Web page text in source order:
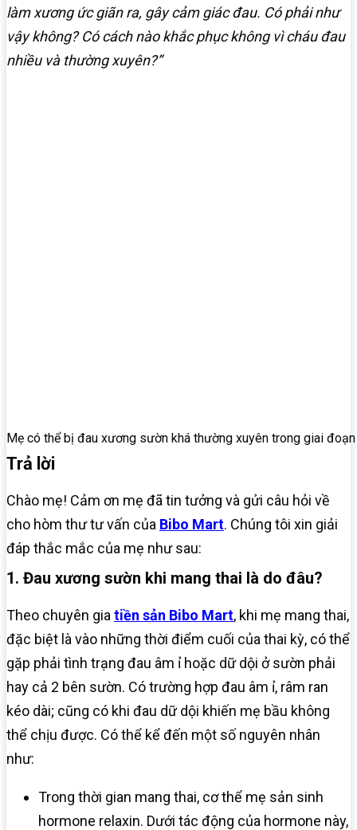
làm xương ức giãn ra, gây cảm giác đau. Có phải như
vậy không? Có cách nào khắc phục không vì cháu đau
nhiều và thường xuyên?”
Mẹ có thể bị đau xương sườn khá thường xuyên trong giai
Trả lời
Chào mẹ! Cảm ơn mẹ đã tin tưởng và gửi câu hỏi về
cho hòm thư tư vấn của Bibo Mart. Chúng tôi xin giải
đáp thắc mắc của mẹ như sau:
1. Đau xương sườn khi mang thai là do đâu?
Theo chuyên gia tiền sản Bibo Mart, khi mẹ mang thai,
đặc biệt là vào những thời điểm cuối của thai kỳ, có thể
gặp phải tình trạng đau âm ỉ hoặc dữ dội ở sườn phải
hay cả 2 bên sườn. Có trường hợp đau âm ỉ, râm ran
kéo dài; cũng có khi đau dữ dội khiến mẹ bầu không
thể chịu được. Có thể kể đến một số nguyên nhân
như:
Trong thời gian mang thai, cơ thể mẹ sản sinh
hormone relaxin. Dưới tác động của hormone này,